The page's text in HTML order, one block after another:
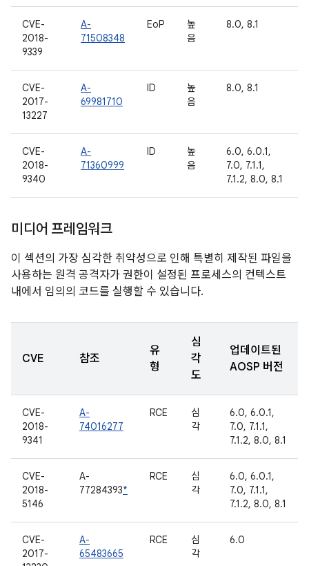
CVE-
2018-
9339
A-
71508348
EoP
높
음
8.0, 8.1
CVE-
2017-
13227
A-
69981710
ID
높
음
8.0, 8.1
CVE-
2018-
9340
A-
71360999
ID
높
음
6.0, 6.0.1,
7.0, 7.1.1,
7.1.2, 8.0, 8.1
미디어 프레임워크
이 섹션의 가장 심각한 취약성으로 인해 특별히 제작된 파일을
사용하는 원격 공격자가 권한이 설정된 프로세스의 컨텍스트
내에서 임의의 코드를 실행할 수 있습니다.
CVE 참조
유
형
심
각
도
업데이트된
AOSP 버전
CVE-
2018-
9341
A-
74016277
RCE
심
각
6.0, 6.0.1,
7.0, 7.1.1,
7.1.2, 8.0, 8.1
CVE-
2018-
5146
A-
77284393*
RCE
심
각
6.0, 6.0.1,
7.0, 7.1.1,
7.1.2, 8.0, 8.1
CVE-
2017-
A-
65483665
RCE
심
각
6.0